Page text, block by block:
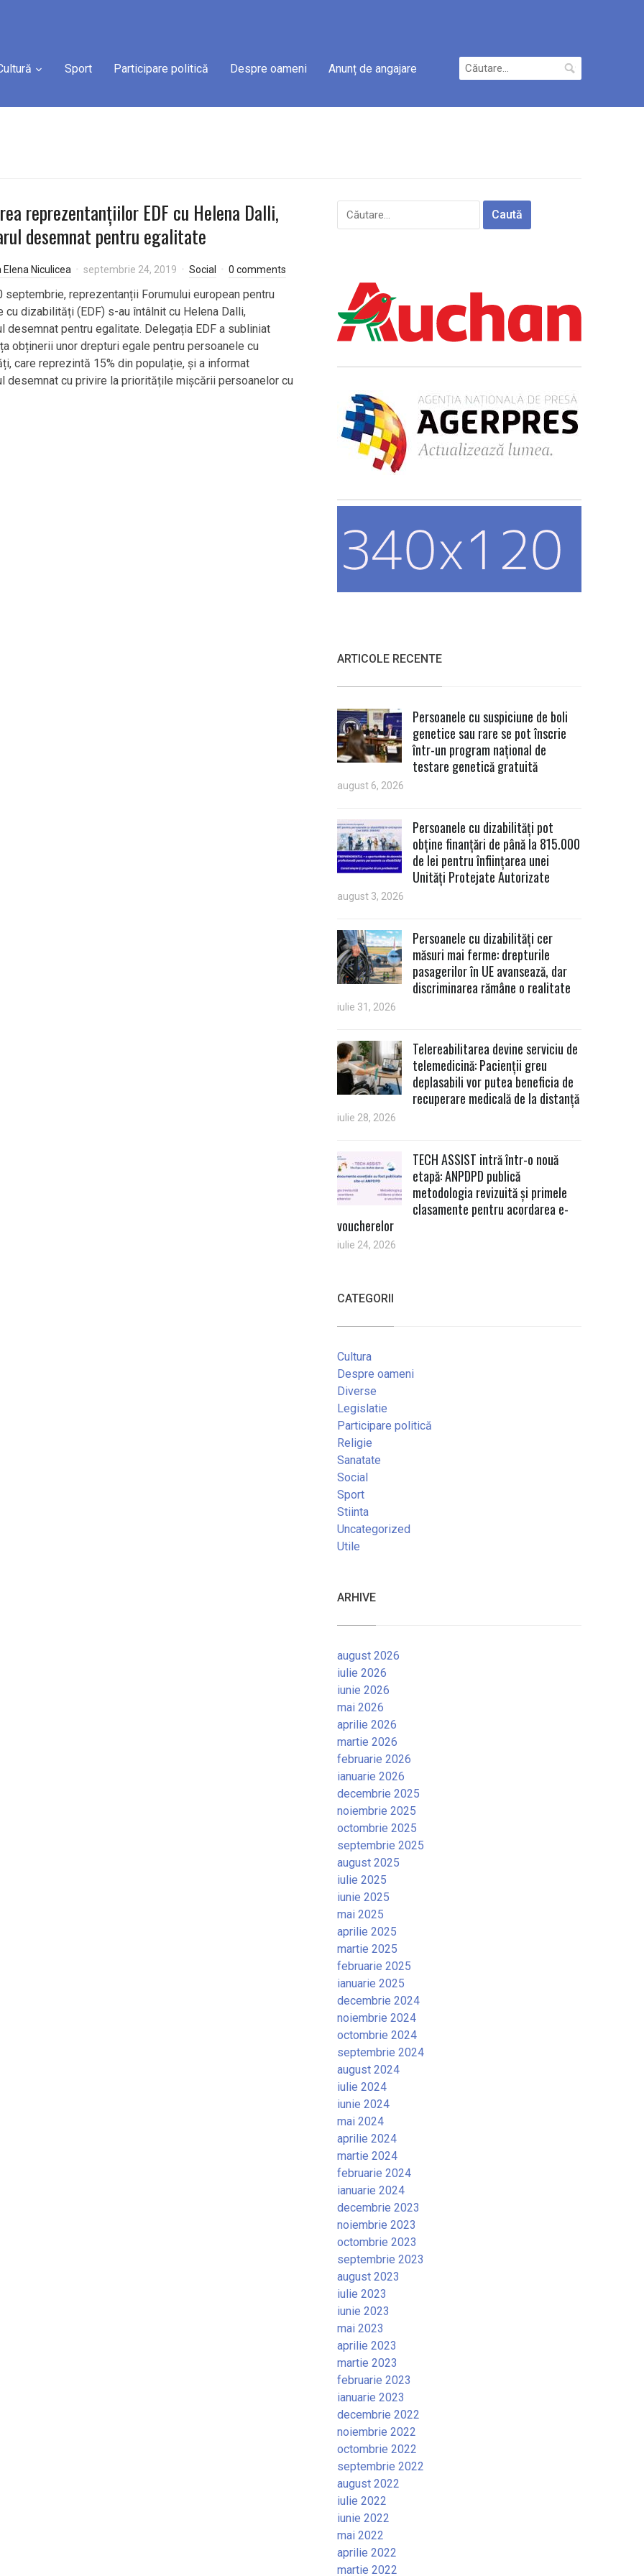
Sport Participare politică Despre oameni Anunț de angajare
Caută
după:
reprezentanțiilor EDF cu Helena Dalli,
desemnat pentru egalitate
Elena Niculicea septembrie 24, 2019 Social 0 comments
septembrie, reprezentanții Forumului european pentru
cu dizabilități (EDF) s-au întâlnit cu Helena Dalli,
desemnat pentru egalitate. Delegația EDF a subliniat
obținerii unor drepturi egale pentru persoanele cu
care reprezintă 15% din populație, și a informat
desemnat cu privire la prioritățile mișcării persoanelor cu
Caută
după:
ARTICOLE RECENTE
Persoanele cu suspiciune de boli
genetice sau rare se pot înscrie
într-un program național de
testare genetică gratuită
august 6, 2026
Persoanele cu dizabilități pot
obține finanțări de până la 815.000
de lei pentru înființarea unei
Unități Protejate Autorizate
august 3, 2026
Persoanele cu dizabilități cer
măsuri mai ferme: drepturile
pasagerilor în UE avansează, dar
discriminarea rămâne o realitate
iulie 31, 2026
Telereabilitarea devine serviciu de
telemedicină: Pacienții greu
deplasabili vor putea beneficia de
recuperare medicală de la distanță
iulie 28, 2026
TECH ASSIST intră într-o nouă
etapă: ANPDPD publică
metodologia revizuită și primele
clasamente pentru acordarea e-
voucherelor
iulie 24, 2026
CATEGORII
Cultura
Despre oameni
Diverse
Legislatie
Participare politică
Religie
Sanatate
Social
Sport
Stiinta
Uncategorized
Utile
ARHIVE
august 2026
iulie 2026
iunie 2026
mai 2026
aprilie 2026
martie 2026
februarie 2026
ianuarie 2026
decembrie 2025
noiembrie 2025
octombrie 2025
septembrie 2025
august 2025
iulie 2025
iunie 2025
mai 2025
aprilie 2025
martie 2025
februarie 2025
ianuarie 2025
decembrie 2024
noiembrie 2024
octombrie 2024
septembrie 2024
august 2024
iulie 2024
iunie 2024
mai 2024
aprilie 2024
martie 2024
februarie 2024
ianuarie 2024
decembrie 2023
noiembrie 2023
octombrie 2023
septembrie 2023
august 2023
iulie 2023
iunie 2023
mai 2023
aprilie 2023
martie 2023
februarie 2023
ianuarie 2023
decembrie 2022
noiembrie 2022
octombrie 2022
septembrie 2022
august 2022
iulie 2022
iunie 2022
mai 2022
aprilie 2022
martie 2022